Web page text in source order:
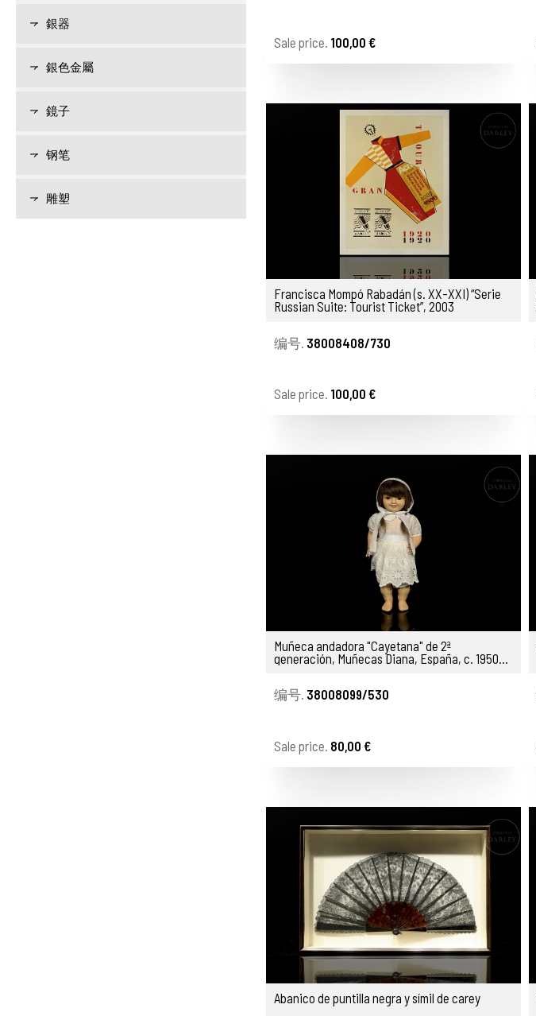
銀器
銀色金屬
鏡子
钢笔
雕塑
Sale price. 100,00 €
Francisca Mompó Rabadán (s. XX-XXI) “Serie
Russian Suite: Tourist Ticket”, 2003
编号. 38008408/730
Sale price. 100,00 €
Muñeca andadora "Cayetana" de 2ª
generación, Muñecas Diana, España, c. 1950-
编号. 38008099/530
Sale price. 80,00 €
Abanico de puntilla negra y símil de carey